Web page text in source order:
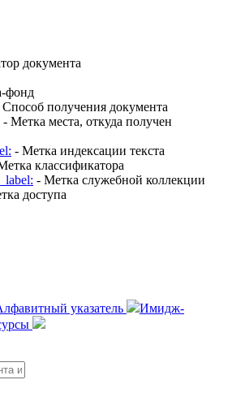
документа
фонд
Способ получения документа
- Метка места, откуда получен
- Метка индексации текста
классификатора
- Метка служебной коллекции
доступа
указатель
Имидж-